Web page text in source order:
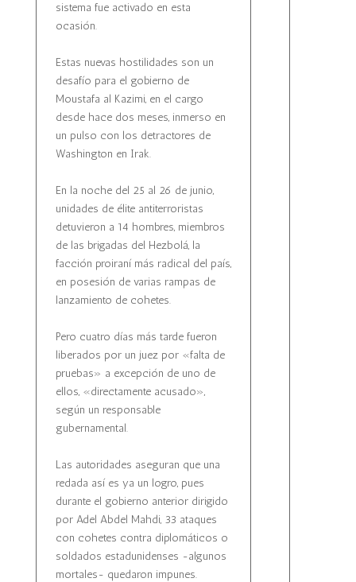
sistema fue activado en esta
ocasión.
Estas nuevas hostilidades son un
desafío para el gobierno de
Moustafa al Kazimi, en el cargo
desde hace dos meses, inmerso en
un pulso con los detractores de
Washington en Irak.
En la noche del 25 al 26 de junio,
unidades de élite antiterroristas
detuvieron a 14 hombres, miembros
de las brigadas del Hezbolá, la
facción proiraní más radical del país,
en posesión de varias rampas de
lanzamiento de cohetes.
Pero cuatro días más tarde fueron
liberados por un juez por «falta de
pruebas» a excepción de uno de
ellos, «directamente acusado»,
según un responsable
gubernamental.
Las autoridades aseguran que una
redada así es ya un logro, pues
durante el gobierno anterior dirigido
por Adel Abdel Mahdi, 33 ataques
con cohetes contra diplomáticos o
soldados estadunidenses -algunos
mortales- quedaron impunes.